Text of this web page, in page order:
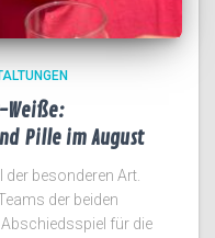
Weiße:
Pille im August
der besonderen Art.
der beiden
für die